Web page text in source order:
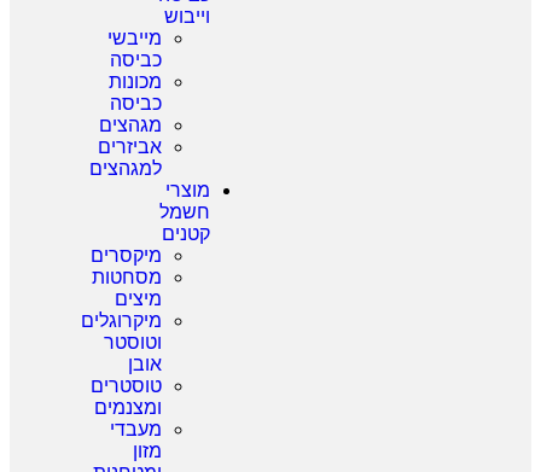
וייבוש
מייבשי
כביסה
מכונות
כביסה
מגהצים
אביזרים
למגהצים
מוצרי
חשמל
קטנים
מיקסרים
מסחטות
מיצים
מיקרוגלים
וטוסטר
אובן
טוסטרים
ומצנמים
מעבדי
מזון